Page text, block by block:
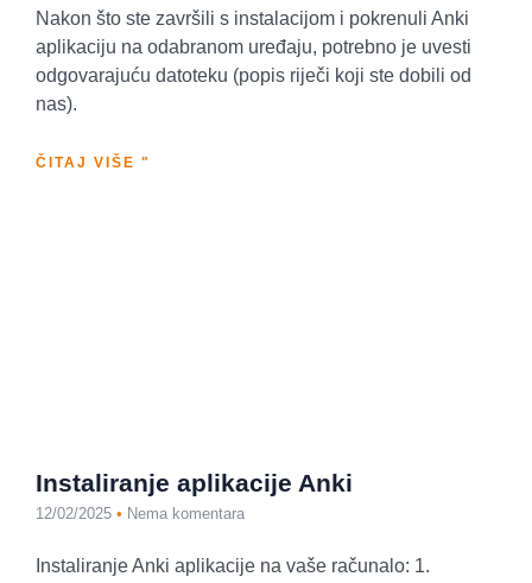
Nakon što ste završili s instalacijom i pokrenuli Anki
aplikaciju na odabranom uređaju, potrebno je uvesti
odgovarajuću datoteku (popis riječi koji ste dobili od
nas).
ČITAJ VIŠE "
Instaliranje aplikacije Anki
12/02/2025 Nema komentara
Instaliranje Anki aplikacije na vaše računalo: 1.